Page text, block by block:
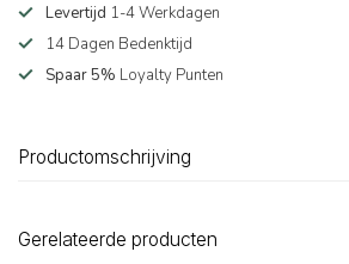
Levertijd 1-4 Werkdagen
14 Dagen Bedenktijd
Spaar 5% Loyalty Punten
Productomschrijving
Gerelateerde producten